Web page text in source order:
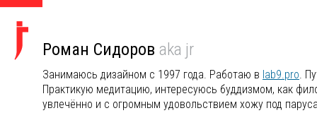
Роман Сидоров aka jr
Занимаюсь дизайном с 1997 года. Работаю в lab9.pro.
Практикую медитацию, интересуюсь буддизмом, как
увлечённо и с огромным удовольствием хожу под